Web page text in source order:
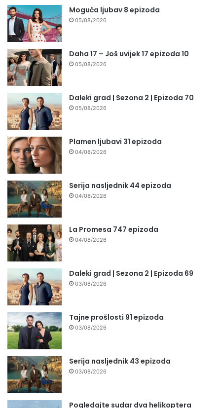
Moguća ljubav 8 epizoda
05/08/2026
Daha 17 – Još uvijek 17 epizoda 10
05/08/2026
Daleki grad | Sezona 2 | Epizoda 70
05/08/2026
Plamen ljubavi 31 epizoda
04/08/2026
Serija nasljednik 44 epizoda
04/08/2026
La Promesa 747 epizoda
04/08/2026
Daleki grad | Sezona 2 | Epizoda 69
03/08/2026
Tajne prošlosti 91 epizoda
03/08/2026
Serija nasljednik 43 epizoda
03/08/2026
Pogledajte sudar dva helikoptera